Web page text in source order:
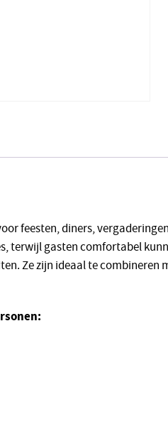
feesten, diners,
terwijl gasten comfortabel
Ze zijn ideaal te